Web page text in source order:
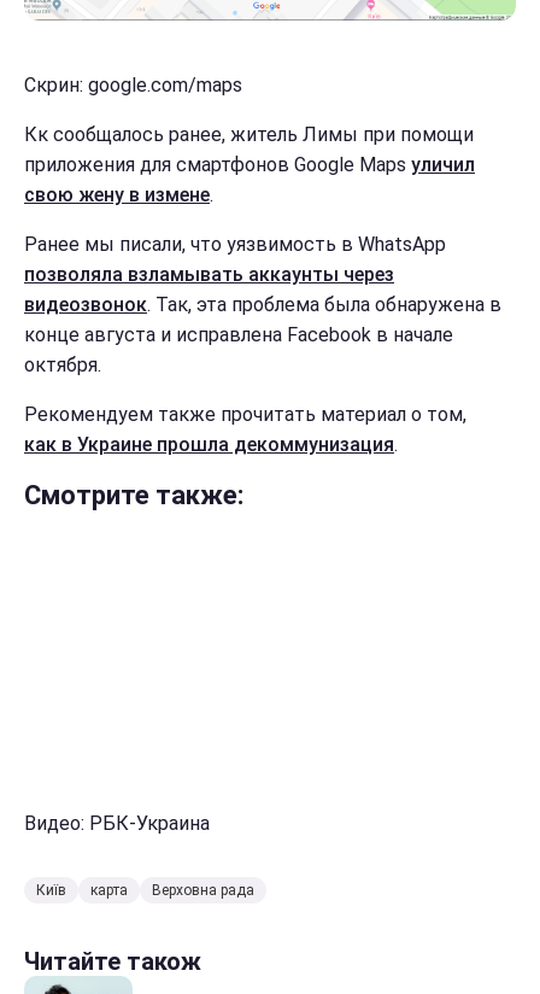
Скрин: google.com/maps
Кк сообщалось ранее, житель Лимы при помощи
приложения для смартфонов Google Maps уличил
свою жену в измене.
Ранее мы писали, что уязвимость в WhatsApp
позволяла взламывать аккаунты через
видеозвонок. Так, эта проблема была обнаружена в
конце августа и исправлена Facebook в начале
октября.
Рекомендуем также прочитать материал о том,
как в Украине прошла декоммунизация.
Смотрите также:
Видео: РБК-Украина
Київ карта Верховна рада
Читайте також